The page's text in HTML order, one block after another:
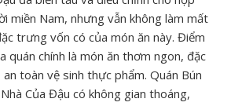
miền Nam, nhưng vẫn không làm mất
trưng vốn có của món ăn này. Điểm
quán chính là món ăn thơm ngon, đặc
toàn vệ sinh thực phẩm. Quán Bún
Của Đậu có không gian thoáng,